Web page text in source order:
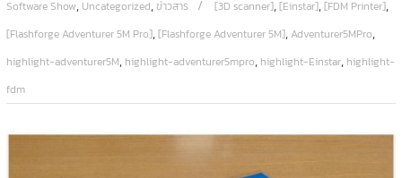
Software Show, Uncategorized,ข่าวสาร [3D scanner],[Einstar],[FDM Printer],
[Flashforge Adventurer 5M Pro],[Flashforge Adventurer 5M], Adventurer5MPro,
highlight-adventurer5M, highlight-adventurer5mpro, highlight-Einstar, highlight-
fdm